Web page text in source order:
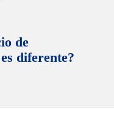
de
diferente?